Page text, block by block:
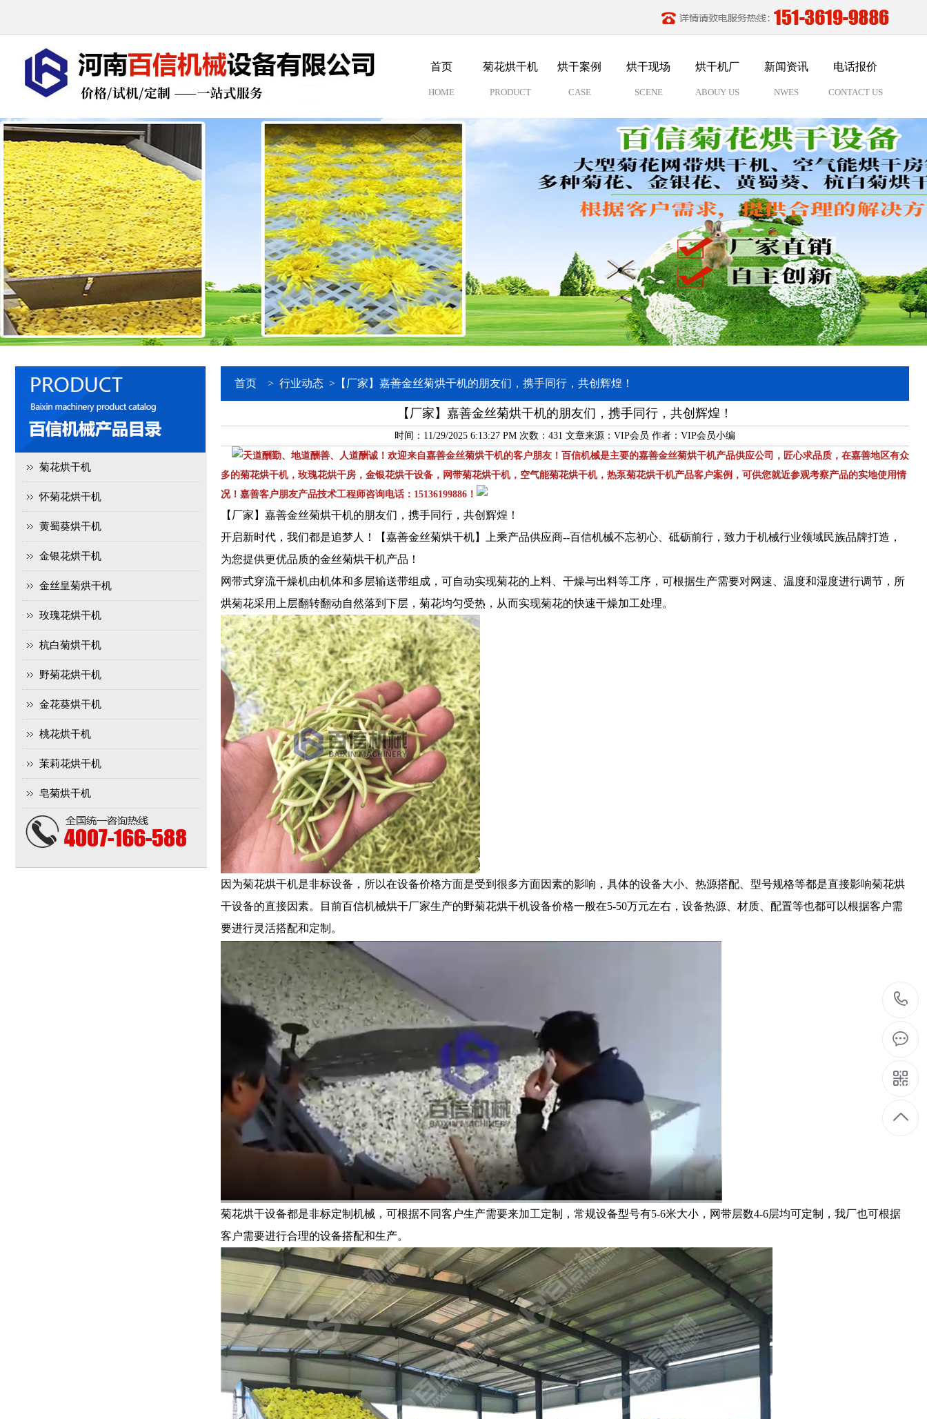
首页
HOME
菊花烘干机
PRODUCT
烘干案例
CASE
烘干现场
SCENE
烘干机厂
ABOUY US
新闻资讯
NWES
电话报价
CONTACT US
菊花烘干机
怀菊花烘干机
黄蜀葵烘干机
金银花烘干机
金丝皇菊烘干机
玫瑰花烘干机
杭白菊烘干机
野菊花烘干机
金花葵烘干机
桃花烘干机
茉莉花烘干机
皂菊烘干机
首页 > 行业动态 > 【厂家】嘉善金丝菊烘干机的朋友们，携手同行，共创辉煌！
【厂家】嘉善金丝菊烘干机的朋友们，携手同行，共创辉煌！
时间：11/29/2025 6:13:27 PM 次数： 431 文章来源：VIP会员 作者：VIP会员小编
天道酬勤、地道酬善、人道酬诚！欢迎来自嘉善金丝菊烘干机的客户朋友！百信机械是主要的嘉善金丝菊烘干机产品供应公司，匠心求品质，在嘉善地区有众
多的菊花烘干机，玫瑰花烘干房，金银花烘干设备，网带菊花烘干机，空气能菊花烘干机，热泵菊花烘干机产品客户案例，可供您就近参观考察产品的实地使用情
况！嘉善客户朋友产品技术工程师咨询电话：15136199886！
【厂家】嘉善金丝菊烘干机的朋友们，携手同行，共创辉煌！
开启新时代，我们都是追梦人！【嘉善金丝菊烘干机】上乘产品供应商--百信机械不忘初心、砥砺前行，致力于机械行业领域民族品牌打造，
为您提供更优品质的金丝菊烘干机产品！
网带式穿流干燥机由机体和多层输送带组成，可自动实现菊花的上料、干燥与出料等工序，可根据生产需要对网速、温度和湿度进行调节，所
烘菊花采用上层翻转翻动自然落到下层，菊花均匀受热，从而实现菊花的快速干燥加工处理。
因为菊花烘干机是非标设备，所以在设备价格方面是受到很多方面因素的影响，具体的设备大小、热源搭配、型号规格等都是直接影响菊花烘
干设备的直接因素。目前百信机械烘干厂家生产的野菊花烘干机设备价格一般在5-50万元左右，设备热源、材质、配置等也都可以根据客户需
要进行灵活搭配和定制。
菊花烘干设备都是非标定制机械，可根据不同客户生产需要来加工定制，常规设备型号有5-6米大小，网带层数4-6层均可定制，我厂也可根据
客户需要进行合理的设备搭配和生产。